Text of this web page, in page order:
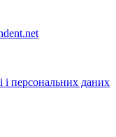
і персональних даних